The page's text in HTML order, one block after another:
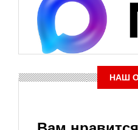
НАШ